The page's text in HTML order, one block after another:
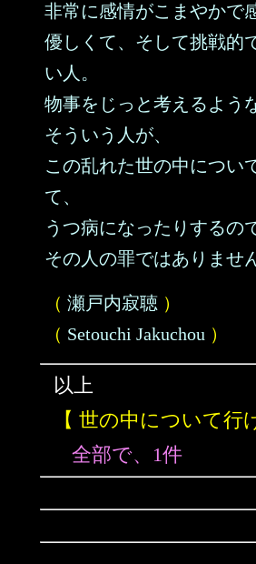
非常に感情がこまやかで
優しくて、そして挑戦的
い人。
物事をじっと考えるよう
そういう人が、
この乱れた世の中につい
て、
うつ病になったりするの
その人の罪ではありませ
（ 瀬戸内寂聴 ）
（ Setouchi Jakuchou ）
以上
【 世の中について行
全部で、1件